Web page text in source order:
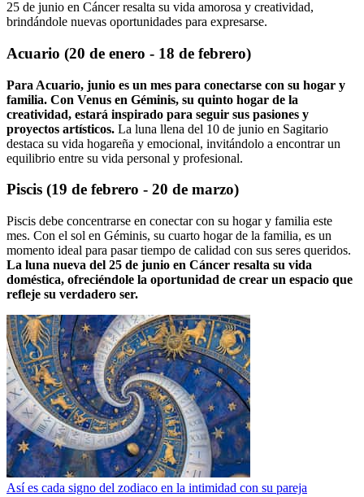
25 de junio en Cáncer resalta su vida amorosa y creatividad,
brindándole nuevas oportunidades para expresarse.
Acuario (20 de enero - 18 de febrero)
Para Acuario, junio es un mes para conectarse con su hogar y
familia. Con Venus en Géminis, su quinto hogar de la
creatividad, estará inspirado para seguir sus pasiones y
proyectos artísticos. La luna llena del 10 de junio en Sagitario
destaca su vida hogareña y emocional, invitándolo a encontrar un
equilibrio entre su vida personal y profesional.
Piscis (19 de febrero - 20 de marzo)
Piscis debe concentrarse en conectar con su hogar y familia este
mes. Con el sol en Géminis, su cuarto hogar de la familia, es un
momento ideal para pasar tiempo de calidad con sus seres queridos.
La luna nueva del 25 de junio en Cáncer resalta su vida
doméstica, ofreciéndole la oportunidad de crear un espacio que
refleje su verdadero ser.
Así es cada signo del zodiaco en la intimidad con su pareja